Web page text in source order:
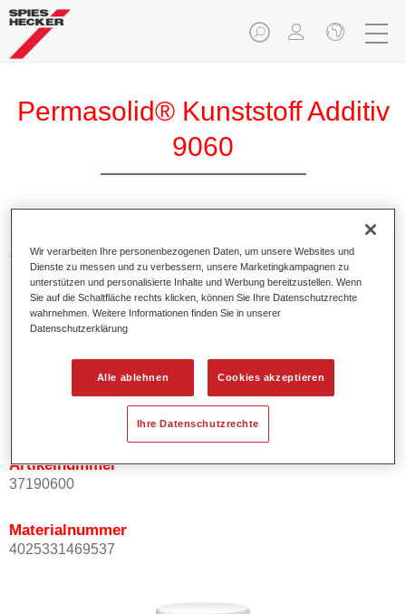
Permasolid® Kunststoff Additiv
9060
Permasolid Kunststoff Additiv 9060 ist ein spezielles Additiv
für Permasolid HS Vario Grundierfüller 5340.
Produktmerkmale
Sorgt für eine gute Haftung und Elastizität auf gängigen
Produktvariante
Artikelnummer
37190600
Materialnummer
4025331469537
Wir verarbeiten Ihre personenbezogenen Daten, um unsere Websites und
Dienste zu messen und zu verbessern, unsere Marketingkampagnen zu
unterstützen und personalisierte Inhalte und Werbung bereitzustellen. Wenn
Sie auf die Schaltfläche rechts klicken, können Sie Ihre Datenschutzrechte
wahrnehmen. Weitere Informationen finden Sie in unserer
Datenschutzerklärung
Alle ablehnen Cookies akzeptieren
Ihre Datenschutzrechte